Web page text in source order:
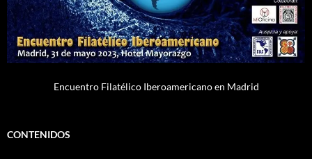
Encuentro Filatélico Iberoamericano en Madrid
CONTENIDOS